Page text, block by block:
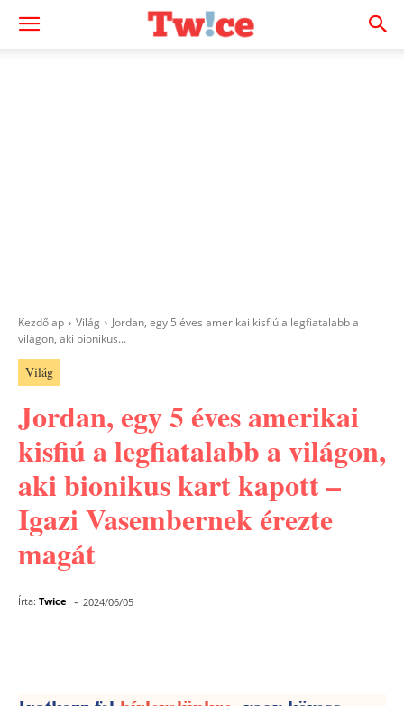
Kezdőlap Világ
Jordan, egy 5 éves amerikai kisfiú a legfiatalabb a
világon, aki bionikus...
Világ
Jordan, egy 5 éves amerikai
kisfiú a legfiatalabb a világon,
aki bionikus kart kapott –
Igazi Vasembernek érezte
magát
Írta: Twice - 2024/06/05